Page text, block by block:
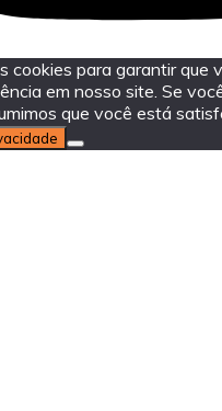
cookies para garantir que
em nosso site. Se
que você está